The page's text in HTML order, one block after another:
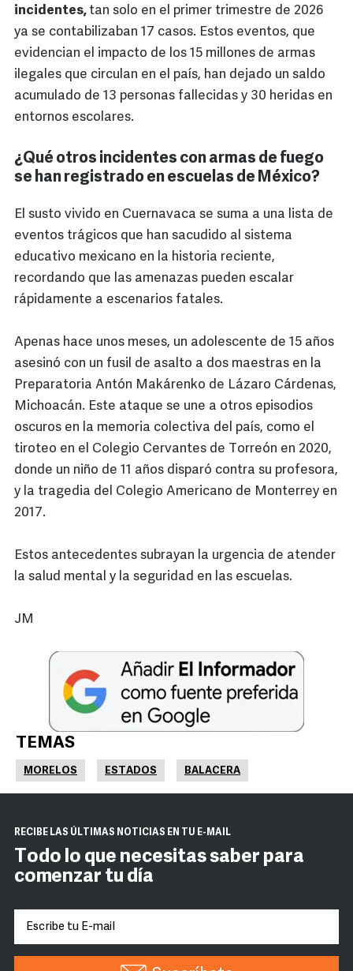
incidentes, tan solo en el primer trimestre de 2026
ya se contabilizaban 17 casos. Estos eventos, que
evidencian el impacto de los 15 millones de armas
ilegales que circulan en el país, han dejado un saldo
acumulado de 13 personas fallecidas y 30 heridas en
entornos escolares.
¿Qué otros incidentes con armas de fuego
se han registrado en escuelas de México?
El susto vivido en Cuernavaca se suma a una lista de
eventos trágicos que han sacudido al sistema
educativo mexicano en la historia reciente,
recordando que las amenazas pueden escalar
rápidamente a escenarios fatales.
Apenas hace unos meses, un adolescente de 15 años
asesinó con un fusil de asalto a dos maestras en la
Preparatoria Antón Makárenko de Lázaro Cárdenas,
Michoacán. Este ataque se une a otros episodios
oscuros en la memoria colectiva del país, como el
tiroteo en el Colegio Cervantes de Torreón en 2020,
donde un niño de 11 años disparó contra su profesora,
y la tragedia del Colegio Americano de Monterrey en
2017.
Estos antecedentes subrayan la urgencia de atender
la salud mental y la seguridad en las escuelas.
JM
TEMAS
MORELOS ESTADOS BALACERA
RECIBE LAS ÚLTIMAS NOTICIAS EN TU E-MAIL
Todo lo que necesitas saber para
comenzar tu día